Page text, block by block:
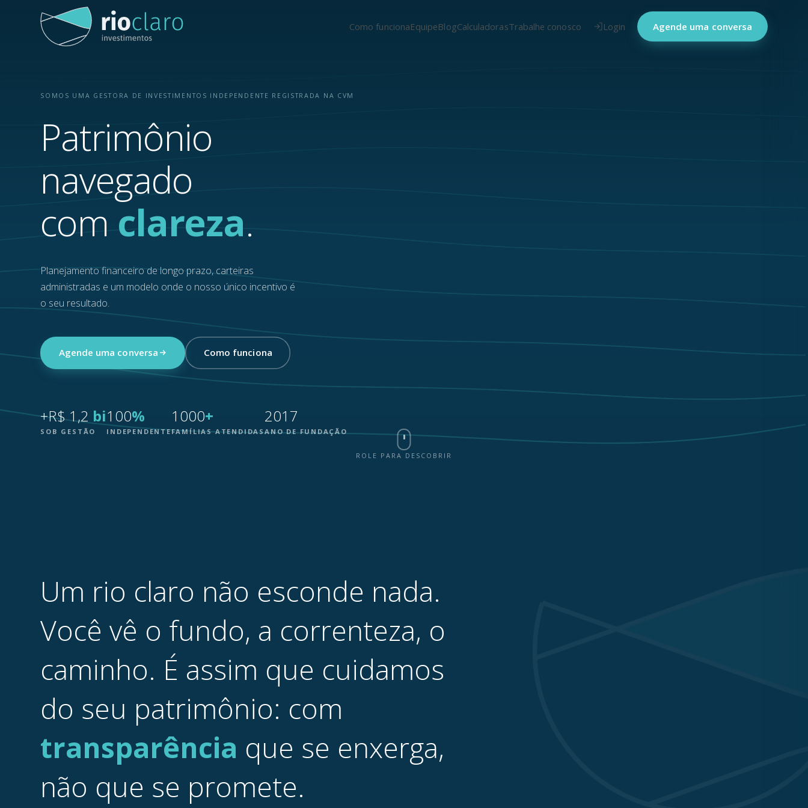
Como funcionaEquipeBlogCalculadorasTrabalhe conosco Login Agende uma conversa
SOMOS UMA GESTORA DE INVESTIMENTOS INDEPENDENTE REGISTRADA NA CVM
Patrimônio
navegado
com clareza.
Planejamento financeiro de longo prazo, carteiras
administradas e um modelo onde o nosso único incentivo é
o seu resultado.
Agende uma conversa Como funciona
+R$ 1,2 bi
SOB GESTÃO
100%
INDEPENDENTE
1000+
FAMÍLIAS ATENDIDAS
2017
ANO DE FUNDAÇÃO
ROLE PARA DESCOBRIR
Um rio claro não esconde nada.
Você vê o fundo, a correnteza, o
caminho. É assim que cuidamos
do seu patrimônio: com
transparência que se enxerga,
não que se promete.